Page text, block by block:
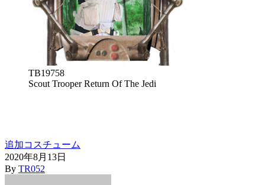
TB19758
Scout Trooper Return Of The Jedi
追加コスチューム
2020年8月13日
By TR052